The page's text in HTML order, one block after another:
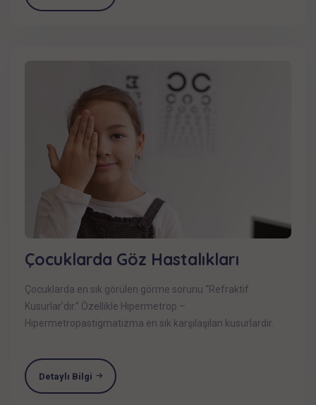
Çocuklarda Göz Hastalıkları
Çocuklarda en sık görülen görme sorunu “Refraktif
Kusurlar’dır.” Özellikle Hipermetrop –
Hipermetropastigmatizma en sık karşılaşılan kusurlardır.
Detaylı Bilgi